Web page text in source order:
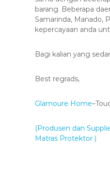
barang. Beberapa
Samarinda, Manado,
kepercayaan anda
Bagi kalian yang
Best regrads,
Glamoure Home
(Produsen dan
Matras Protektor )